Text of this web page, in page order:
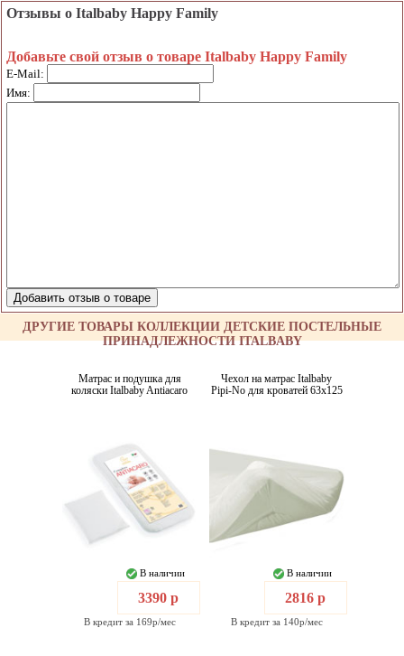
Отзывы о Italbaby Happy Family
Добавьте свой отзыв о товаре Italbaby Happy Family
E-Mail:
Имя:
ДРУГИЕ ТОВАРЫ КОЛЛЕКЦИИ ДЕТСКИЕ ПОСТЕЛЬНЫЕ
ПРИНАДЛЕЖНОСТИ ITALBABY
Матрас и подушка для
коляски Italbaby Antiacaro
В наличии
3390 р
В кредит за 169р/мес
Чехол на матрас Italbaby
Pipi-No для кроватей 63x125
В наличии
2816 р
В кредит за 140р/мес